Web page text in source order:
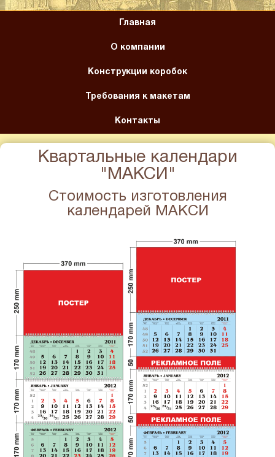
Главная
О компании
Конструкции коробок
Требования к макетам
Контакты
Квартальные календари
"МАКСИ"
Стоимость изготовления
календарей МАКСИ